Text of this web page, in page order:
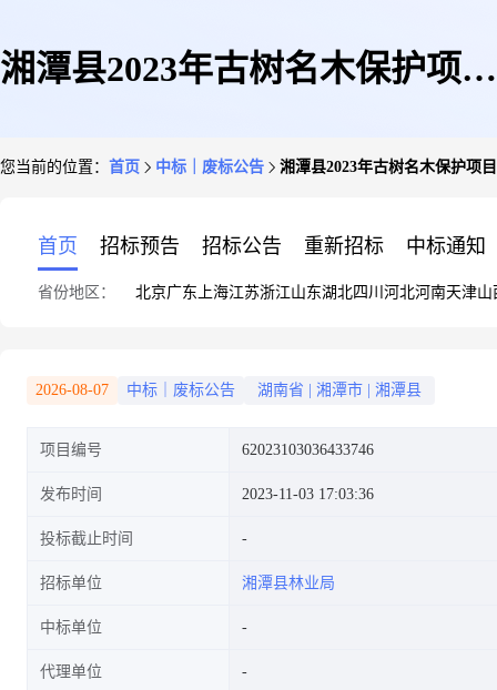
湘潭县2023年古树名木保护项目
您当前的位置： 首页 中标｜废标公告 湘潭县2023年古树名木保护项
首页 招标预告 招标公告 重新招标 中标通知
省份地区： 北京广东 上海江苏浙江山东湖北四川 河北河南天津山
2026-08-07 中标｜废标公告 湖南省 湘潭市 湘潭县
项目编号 62023103036433746
发布时间 2023-11-03 17:03:36
投标截止时间
招标单位 湘潭县林业局
中标单位
代理单位